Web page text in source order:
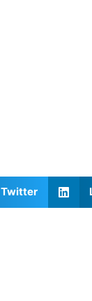
Twitter